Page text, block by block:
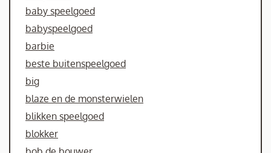
baby speelgoed
babyspeelgoed
barbie
beste buitenspeelgoed
big
blaze en de monsterwielen
blikken speelgoed
blokker